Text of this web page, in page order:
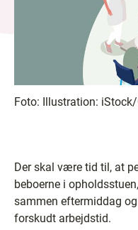
Foto: Illustration:
Der skal være tid til, at
beboerne i
sammen eftermiddag
forskudt arbejdstid.